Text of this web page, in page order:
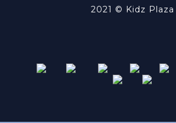
2021 © Kidz Plaza